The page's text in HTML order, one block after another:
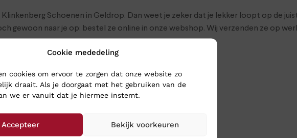
Cookie mededeling
cookies om ervoor te zorgen dat onze website zo
draait. Als je doorgaat met het gebruiken van de
we er vanuit dat je hiermee instemt.
Accepteer Bekijk voorkeuren
Schoenen in Geldrop. Dan weet je zeker dat je lekker loopt op de
gewoon naar je op: bestel ze online in onze webshop. Wij verzenden ze op